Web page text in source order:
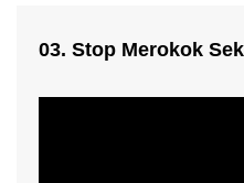
03. Stop Merokok